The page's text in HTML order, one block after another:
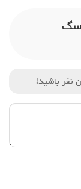
سگ
نفر باشید!